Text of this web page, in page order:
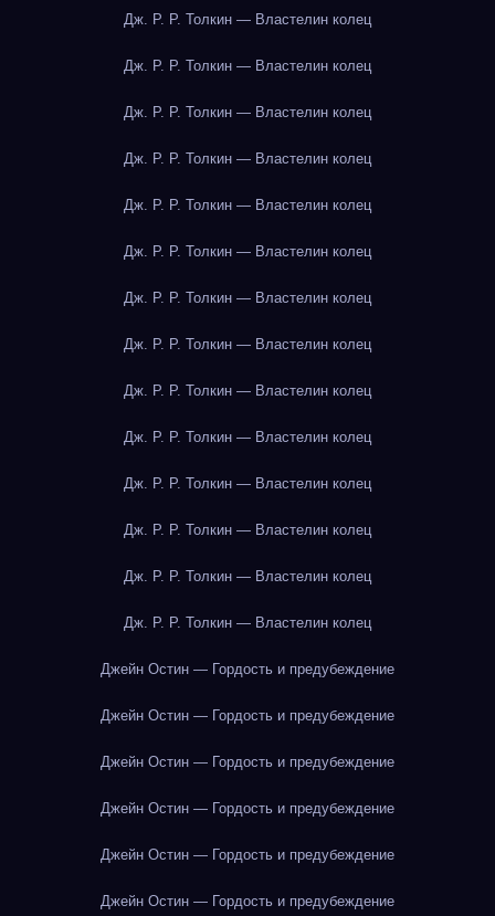
Дж. Р. Р. Толкин — Властелин колец
Дж. Р. Р. Толкин — Властелин колец
Дж. Р. Р. Толкин — Властелин колец
Дж. Р. Р. Толкин — Властелин колец
Дж. Р. Р. Толкин — Властелин колец
Дж. Р. Р. Толкин — Властелин колец
Дж. Р. Р. Толкин — Властелин колец
Дж. Р. Р. Толкин — Властелин колец
Дж. Р. Р. Толкин — Властелин колец
Дж. Р. Р. Толкин — Властелин колец
Дж. Р. Р. Толкин — Властелин колец
Дж. Р. Р. Толкин — Властелин колец
Дж. Р. Р. Толкин — Властелин колец
Дж. Р. Р. Толкин — Властелин колец
Джейн Остин — Гордость и предубеждение
Джейн Остин — Гордость и предубеждение
Джейн Остин — Гордость и предубеждение
Джейн Остин — Гордость и предубеждение
Джейн Остин — Гордость и предубеждение
Джейн Остин — Гордость и предубеждение